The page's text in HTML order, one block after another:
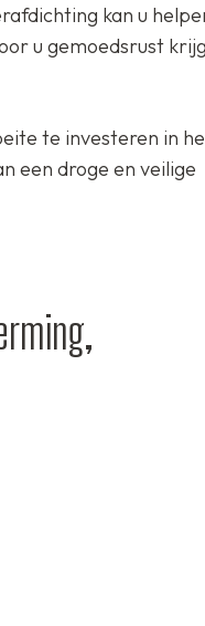
kan u
u gemoedsrust
te investeren in
een droge en veilige